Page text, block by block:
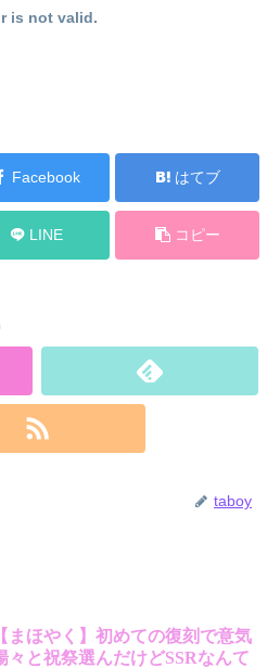
is not valid.
Facebook はてブ
LINE コピー
taboy
【まほやく】初めての復刻で意気
々と祝祭選んだけどSSRなんて